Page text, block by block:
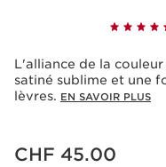
La lecture de cette
de la part de
fonctionnement du
Si vous souhaitez lire
L'alliance de la
satiné sublime et une
lèvres. EN SAVOIR PLUS
Nouveau prix CHF 45.00
CHF 45.00